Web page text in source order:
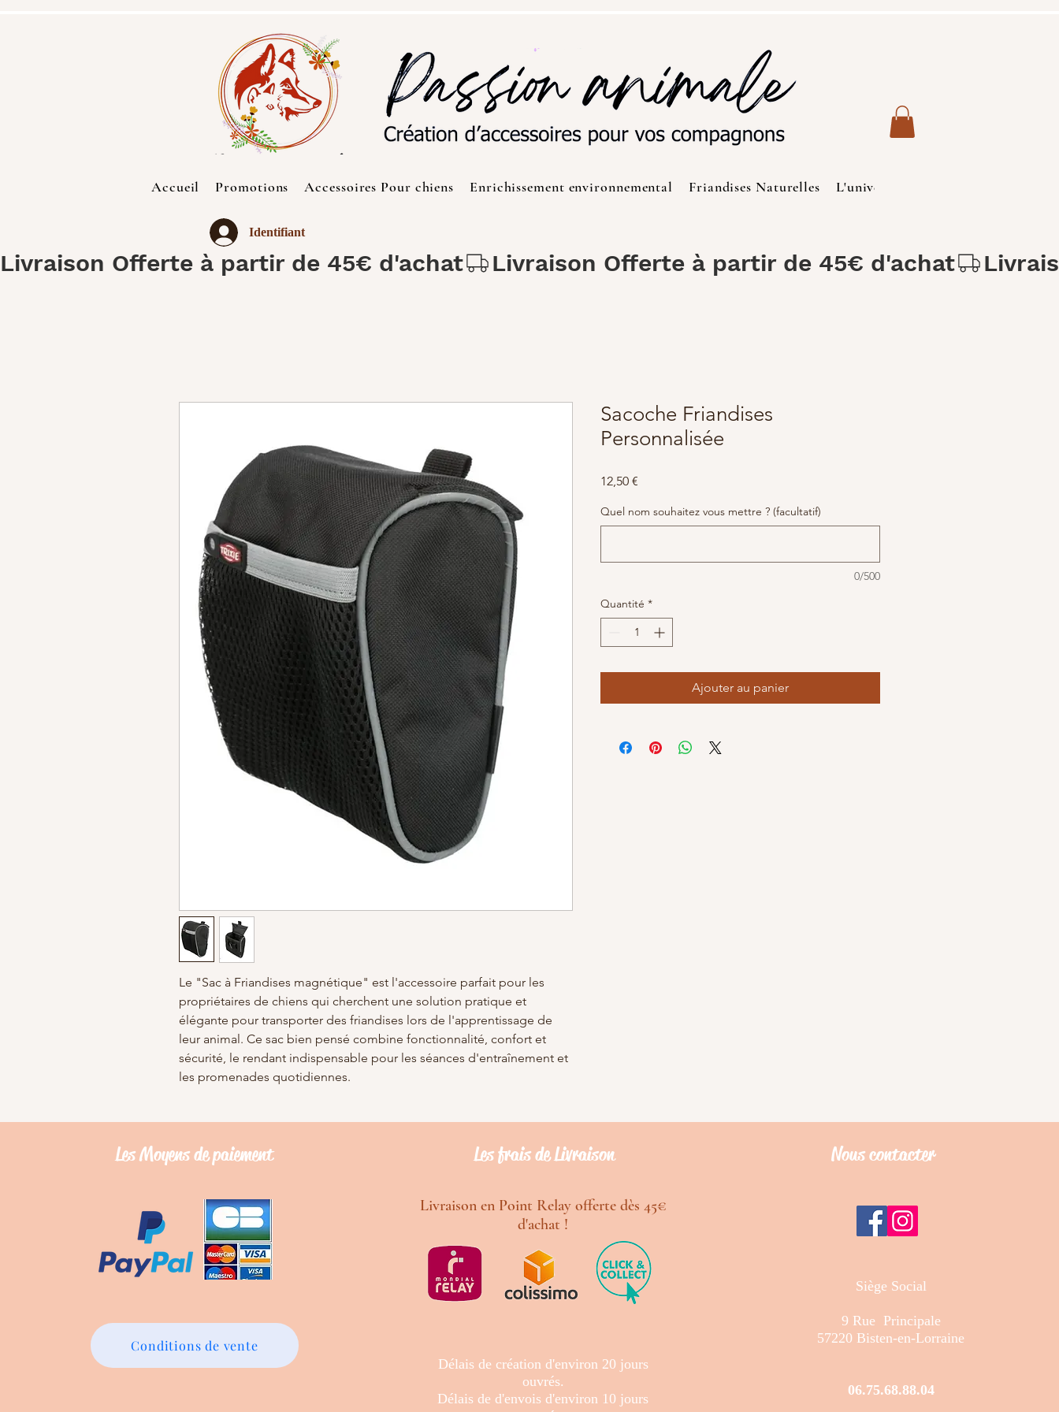
Accueil Promotions Accessoires Pour chiens Enrichissement environnemental Friandises Naturelles L'univers des Chats
Identifiant
Livraison Offerte à partir de 45€ d'achat
Le "Sac à Friandises magnétique" est l'accessoire parfait pour les
propriétaires de chiens qui cherchent une solution pratique et
élégante pour transporter des friandises lors de l'apprentissage de
leur animal. Ce sac bien pensé combine fonctionnalité, confort et
sécurité, le rendant indispensable pour les séances d'entraînement et
les promenades quotidiennes.
Sacoche Friandises
Personnalisée
12,50 €
Quel nom souhaitez vous mettre ? (facultatif)
0/500
Quantité *
Ajouter au panier
Les Moyens depaiement
Conditions de vente
Les frais de Livraison
Livraison en Point Relay offerte dès 45€
d'achat !
Délais de création d'environ 20 jours
ouvrés.
Délais de d'envois d'environ 10 jours
Nous contacter
Siège Social
9 Rue Principale
57220 Bisten-en-Lorraine
06.75.68.88.04